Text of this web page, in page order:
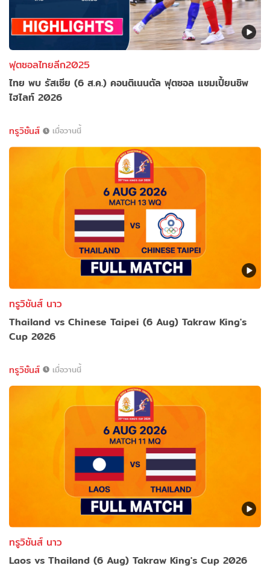
ฟุตซอลไทยลีก2025
ไทย พบ รัสเซีย (6 ส.ค.) คอนติเนนตัล ฟุตซอล แชมเปี้ยนชิพ
ไฮไลท์ 2026
ทรูวิชั่นส์ เมื่อวานนี้
ทรูวิชันส์ นาว
Thailand vs Chinese Taipei (6 Aug) Takraw King's
Cup 2026
ทรูวิชั่นส์ เมื่อวานนี้
ทรูวิชันส์ นาว
Laos vs Thailand (6 Aug) Takraw King's Cup 2026